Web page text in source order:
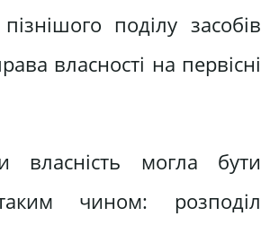
поділу засобів
власності на первісні
власність могла бути
чином: розподіл